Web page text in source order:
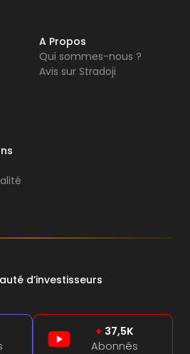
A Propos
Qui sommes-nous ?
Avis sur Stradoji
d’investisseurs
+ 37,5K
Abonnés